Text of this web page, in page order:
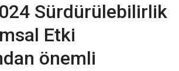
Sürdürülebilirlik
Etki
önemli